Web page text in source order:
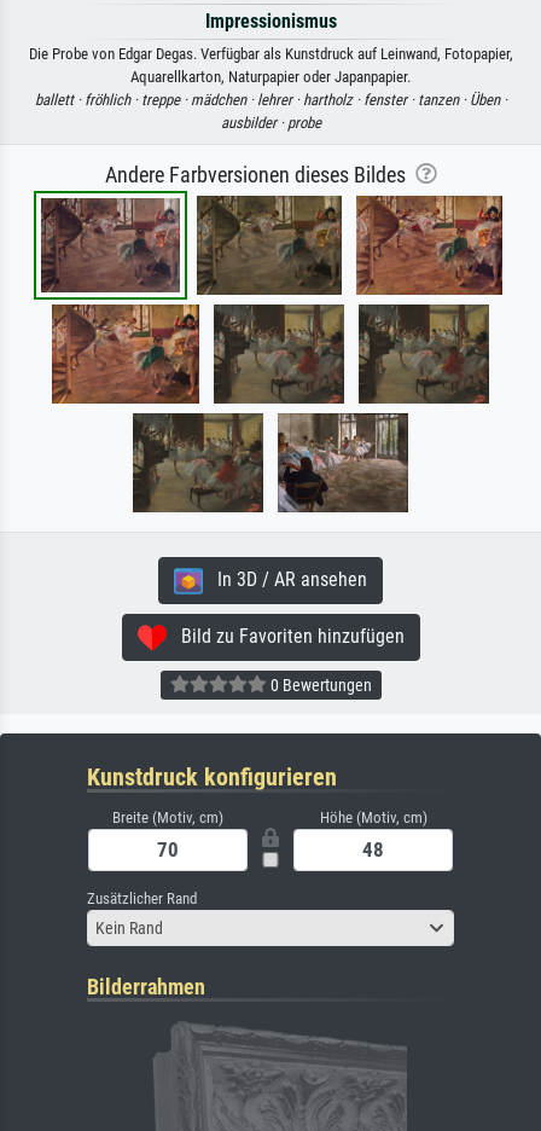
Impressionismus
Die Probe von Edgar Degas. Verfügbar als Kunstdruck auf Leinwand, Fotopapier,
Aquarellkarton, Naturpapier oder Japanpapier.
ballett · fröhlich · treppe · mädchen · lehrer · hartholz · fenster · tanzen · Üben ·
ausbilder · probe
Andere Farbversionen dieses Bildes
In 3D / AR ansehen
Bild zu Favoriten hinzufügen
0 Bewertungen
Kunstdruck konfigurieren
Breite (Motiv, cm) Höhe (Motiv, cm)
Zusätzlicher Rand
Kein Rand
Bilderrahmen